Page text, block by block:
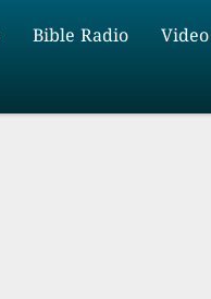
Bible Radio Video